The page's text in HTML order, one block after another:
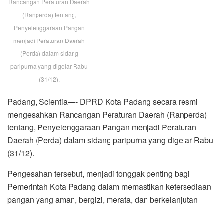
(Ranperda) tentang,
Penyelenggaraan Pangan
menjadi Peraturan Daerah
(Perda) dalam sidang
paripurna yang digelar Rabu
(31/12).
Padang, Scientia—- DPRD Kota Padang secara resmi
mengesahkan Rancangan Peraturan Daerah (Ranperda)
tentang, Penyelenggaraan Pangan menjadi Peraturan
Daerah (Perda) dalam sidang paripurna yang digelar Rabu
(31/12).
Pengesahan tersebut, menjadi tonggak penting bagi
Pemerintah Kota Padang dalam memastikan ketersediaan
pangan yang aman, bergizi, merata, dan berkelanjutan